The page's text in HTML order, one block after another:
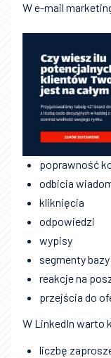
W e-mail
poprawność
odbicia
kliknięcia
odpowiedzi
wypisy
segmenty bazy
reakcje na
przejścia do
W LinkedIn warto
liczbę